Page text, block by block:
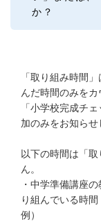
お客様サポート
カテゴリー
お問い合わ
他の講座のよく
こどもちゃ
か？
「取り組み時間
んだ時間のみをカ
「小学校完成チ
加のみをお知らせ
以下の時間は「
ん。
・中学準備講座
り組んでいる時間
例）